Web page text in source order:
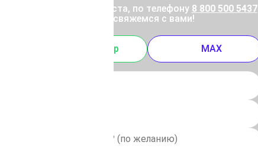
позвоните, пожалуйста, по телефону 8 800 500 5437
отправьте заявку, и мы свяжемся с вами!
Whatsapp MAX